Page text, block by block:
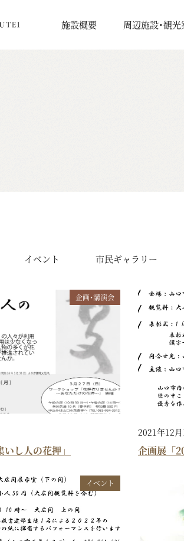
施設概要 周辺施設・観
イベント 市民ギャラリー
企画・講演会
し人の花押」
2021年12
企画展「
イベント